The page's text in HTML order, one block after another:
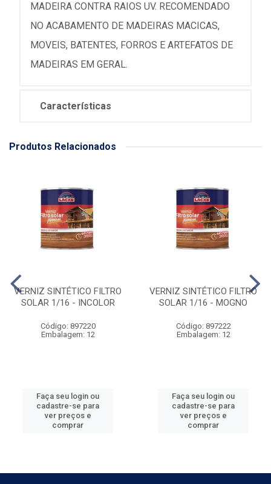
MADEIRA CONTRA RAIOS UV. RECOMENDADO
NO ACABAMENTO DE MADEIRAS MACICAS,
MOVEIS, BATENTES, FORROS E ARTEFATOS DE
MADEIRAS EM GERAL.
Características
Produtos Relacionados
VERNIZ SINTÉTICO FILTRO
SOLAR 1/16 - INCOLOR
Código: 897220
Embalagem: 12
Faça seu login ou
cadastre-se para
ver preços e
comprar
VERNIZ SINTÉTICO FILTRO
SOLAR 1/16 - MOGNO
Código: 897222
Embalagem: 12
Faça seu login ou
cadastre-se para
ver preços e
comprar